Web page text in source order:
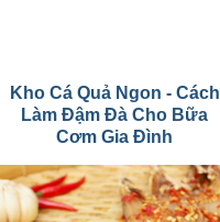
Kho Cá Quả Ngon - Cách
Làm Đậm Đà Cho Bữa
Cơm Gia Đình